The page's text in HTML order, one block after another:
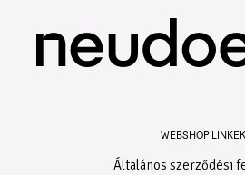
WEBSHOP LINKEK
Általános szerződési